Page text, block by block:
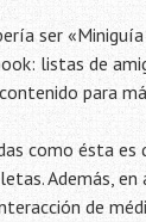
ser
listas de
para
como ésta es
Además, en
de